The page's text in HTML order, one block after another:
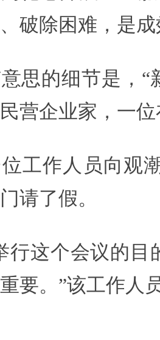
破除困难，是
思的细节是，“
营企业家，一
工作人员向观
请了假。
行这个会议的
要。”该工作人